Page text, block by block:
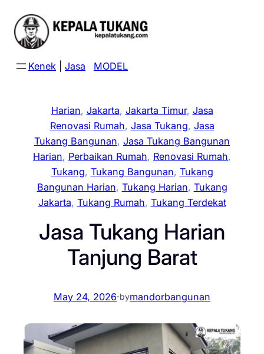
content
Kenek Jasa MODEL
Harian, Jakarta, Jakarta Timur, Jasa
Renovasi Rumah, Jasa Tukang, Jasa
Tukang Bangunan, Jasa Tukang Bangunan
Harian, Perbaikan Rumah, Renovasi Rumah
Tukang, Tukang Bangunan, Tukang
Bangunan Harian, Tukang Harian, Tukang
Jakarta, Tukang Rumah, Tukang Terdekat
Jasa Tukang Harian
Tanjung Barat
May 24, 2026·bymandorbangunan